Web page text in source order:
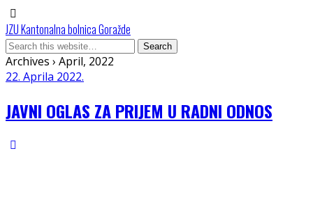
JZU Kantonalna bolnica Goražde
Archives › April, 2022
22. Aprila 2022.
JAVNI OGLAS ZA PRIJEM U RADNI ODNOS